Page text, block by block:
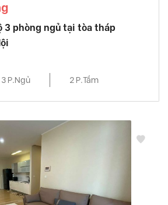
3 phòng ngủ tại tòa tháp
3 P.Ngủ 2 P.Tắm